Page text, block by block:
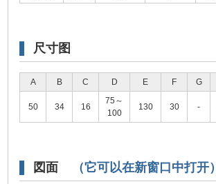
尺寸图
A B C D E F G
50 34 16
75～
100
130 30 -
図面 （它可以在新窗口中打开）